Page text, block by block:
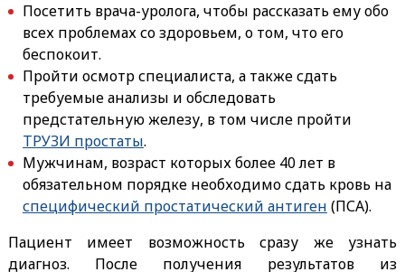
Посетить врача-уролога, чтобы рассказать ему обо
всех проблемах со здоровьем, о том, что его
беспокоит.
Пройти осмотр специалиста, а также сдать
требуемые анализы и обследовать
предстательную железу, в том числе пройти
ТРУЗИ простаты.
Мужчинам, возраст которых более 40 лет в
обязательном порядке необходимо сдать кровь на
специфический простатический антиген (ПСА).
Пациент имеет возможность сразу же узнать
диагноз. После получения результатов из